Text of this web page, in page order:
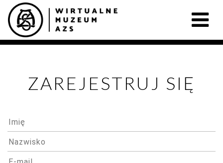
ZAREJESTRUJ SIĘ